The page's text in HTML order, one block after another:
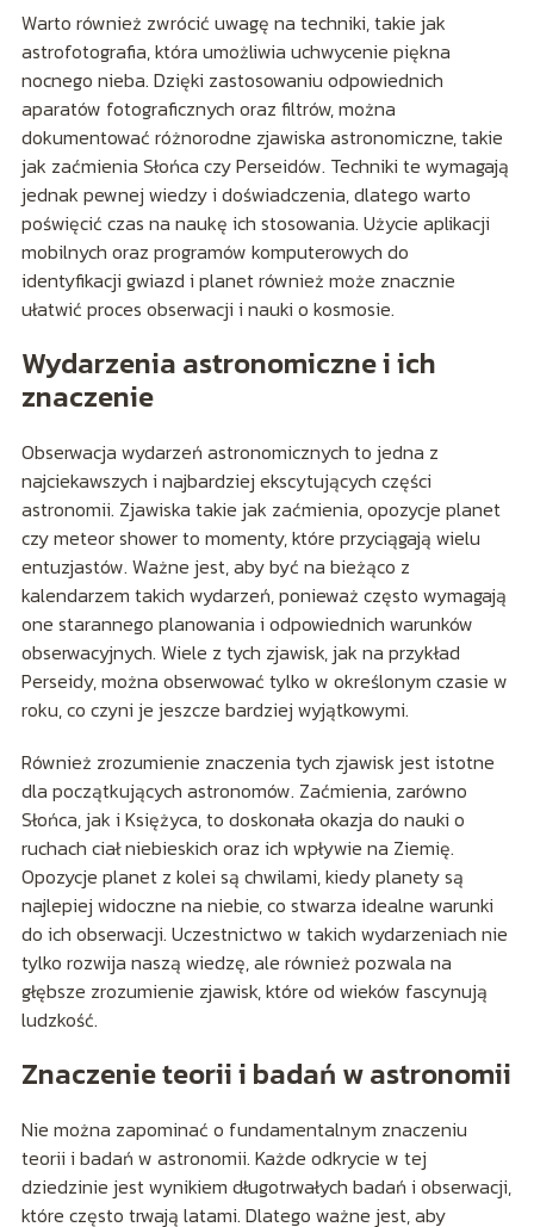
Warto również zwrócić uwagę na techniki, takie jak
astrofotografia, która umożliwia uchwycenie piękna
nocnego nieba. Dzięki zastosowaniu odpowiednich
aparatów fotograficznych oraz filtrów, można
dokumentować różnorodne zjawiska astronomiczne, takie
jak zaćmienia Słońca czy Perseidów. Techniki te wymagają
jednak pewnej wiedzy i doświadczenia, dlatego warto
poświęcić czas na naukę ich stosowania. Użycie aplikacji
mobilnych oraz programów komputerowych do
identyfikacji gwiazd i planet również może znacznie
ułatwić proces obserwacji i nauki o kosmosie.
Wydarzenia astronomiczne i ich
znaczenie
Obserwacja wydarzeń astronomicznych to jedna z
najciekawszych i najbardziej ekscytujących części
astronomii. Zjawiska takie jak zaćmienia, opozycje planet
czy meteor shower to momenty, które przyciągają wielu
entuzjastów. Ważne jest, aby być na bieżąco z
kalendarzem takich wydarzeń, ponieważ często wymagają
one starannego planowania i odpowiednich warunków
obserwacyjnych. Wiele z tych zjawisk, jak na przykład
Perseidy, można obserwować tylko w określonym czasie w
roku, co czyni je jeszcze bardziej wyjątkowymi.
Również zrozumienie znaczenia tych zjawisk jest istotne
dla początkujących astronomów. Zaćmienia, zarówno
Słońca, jak i Księżyca, to doskonała okazja do nauki o
ruchach ciał niebieskich oraz ich wpływie na Ziemię.
Opozycje planet z kolei są chwilami, kiedy planety są
najlepiej widoczne na niebie, co stwarza idealne warunki
do ich obserwacji. Uczestnictwo w takich wydarzeniach nie
tylko rozwija naszą wiedzę, ale również pozwala na
głębsze zrozumienie zjawisk, które od wieków fascynują
ludzkość.
Znaczenie teorii i badań w astronomii
Nie można zapominać o fundamentalnym znaczeniu
teorii i badań w astronomii. Każde odkrycie w tej
dziedzinie jest wynikiem długotrwałych badań i obserwacji,
które często trwają latami. Dlatego ważne jest, aby